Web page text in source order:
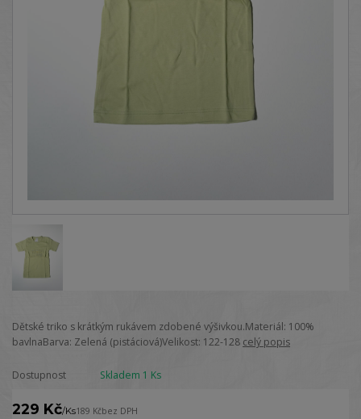
Dětské triko s krátkým rukávem zdobené výšivkou.Materiál: 100%
bavlnaBarva: Zelená (pistáciová)Velikost: 122-128 celý popis
Dostupnost Skladem 1 Ks
229 Kč/Ks189 Kčbez DPH